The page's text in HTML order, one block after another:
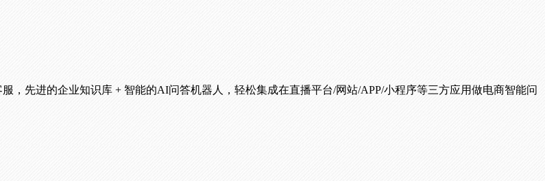
，先进的企业知识库 + 智能的AI问答机器人，轻松集成在直播平台/网站/APP/小程序等三方应用做电商智能问